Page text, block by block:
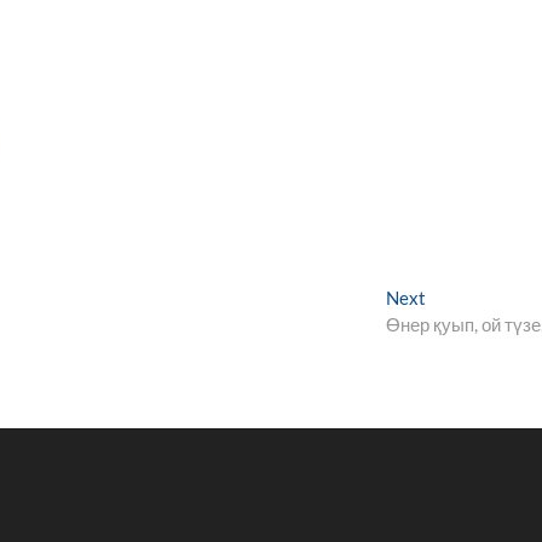
Next
post:
Өнер қуып, ой